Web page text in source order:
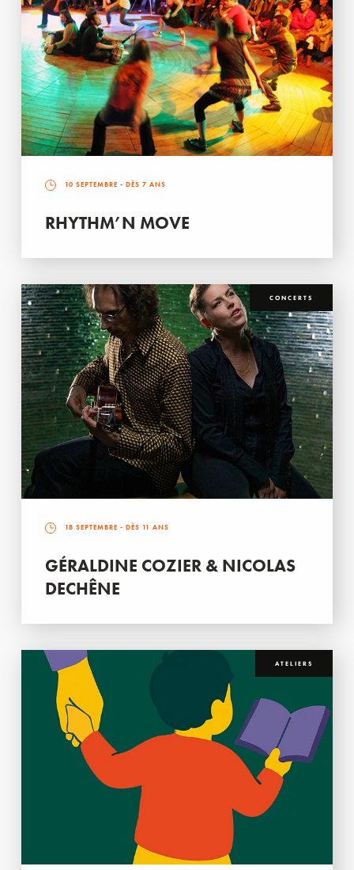
10 SEPTEMBRE - DÈS 7 ANS
RHYTHM’N MOVE
CONCERTS
18 SEPTEMBRE - DÈS 11 ANS
GÉRALDINE COZIER & NICOLAS
DECHÊNE
ATELIERS